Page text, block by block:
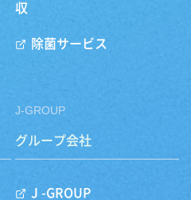
収
除菌サービス
J-GROUP
グループ会社
J -GROUP